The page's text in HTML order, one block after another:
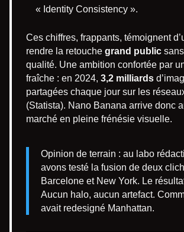
« Identity Consistency ».
Ces chiffres, frappants, témoignent
rendre la retouche grand public
qualité. Une ambition confortée par
fraîche : en 2024, 3,2 milliards
partagées chaque jour sur les
(Statista). Nano Banana arrive donc
marché en pleine frénésie visuelle.
Opinion de terrain : au labo
avons testé la fusion de deux
Barcelone et New York. Le
Aucun halo, aucun artefact.
avait redesigné Manhattan.